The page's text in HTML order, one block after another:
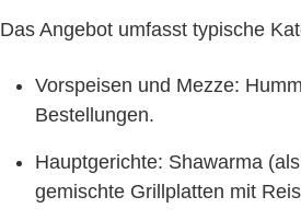
Das Angebot umfasst typische
Vorspeisen und Mezze:
Bestellungen.
Hauptgerichte: Shawarma
gemischte Grillplatten mit